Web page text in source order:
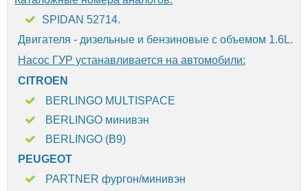
SPIDAN 52714.
Двигателя - дизельные и бензиновые с объемом 1.6L.
Насос ГУР устанавливается на автомобили:
CITROEN
BERLINGO MULTISPACE
BERLINGO минивэн
BERLINGO (B9)
PEUGEOT
PARTNER фургон/минивэн